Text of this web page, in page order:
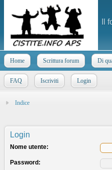
Il
Home Scrittura forum Di
FAQ Iscriviti Login
Indice
Login
Nome utente:
Password: